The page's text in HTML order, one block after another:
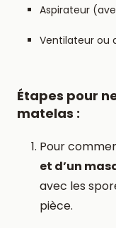
Aspirateur
Ventilateur ou
Étapes pour
matelas :
Pour
et d’un
avec les
pièce.